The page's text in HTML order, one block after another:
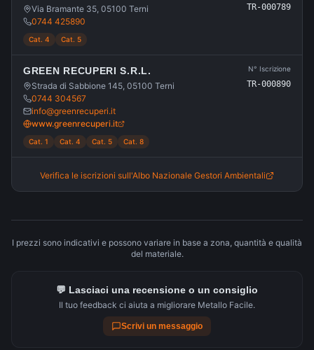
Via Bramante 35, 05100 Terni
0744 425890
TR-000789
Cat. 4 Cat. 5
GREEN RECUPERI S.R.L.
Strada di Sabbione 145, 05100 Terni
0744 304567
info@greenrecuperi.it
www.greenrecuperi.it
N° Iscrizione
TR-000890
Cat. 1 Cat. 4 Cat. 5 Cat. 8
Verifica le iscrizioni sull'Albo Nazionale Gestori Ambientali
I prezzi sono indicativi e possono variare in base a zona, quantità e qualità
del materiale.
💬 Lasciaci una recensione o un consiglio
Il tuo feedback ci aiuta a migliorare Metallo Facile.
Scrivi un messaggio